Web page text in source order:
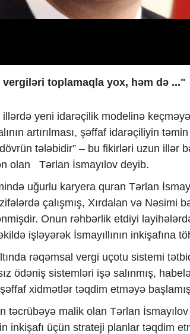
vergiləritoplamaqla yox, həm də ..."
illərdə yeni idarəçilik modelinə keçməyə
artırılması, şəffaf idarəçiliyin
tələbidir” – bu fikirləri uzun illər
olan Tərlan İsmayılov deyib.
uğurlu karyera quran Tərlan
çalışmış, Xırdalan və Nəsimi
Onun rəhbərlik etdiyi
işləyərək İsmayıllının inkişafına
rəqəmsal vergi uçotu sistemi
ödəniş sistemləri işə salınmış,
xidmətlər təqdim etməyə
malik olan Tərlan İsmayılov
inkişafı üçün strateji planlar təqdim